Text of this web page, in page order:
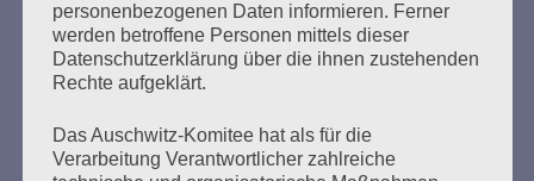
Beiträge
Nachdenkens!
Esther Bejarano - 26. Januar 2020
personenbezogenen Daten informieren. Ferner
werden betroffene Personen mittels dieser
Datenschutzerklärung über die ihnen zustehenden
Rechte aufgeklärt.
Das Auschwitz-Komitee hat als für die
Verarbeitung Verantwortlicher zahlreiche